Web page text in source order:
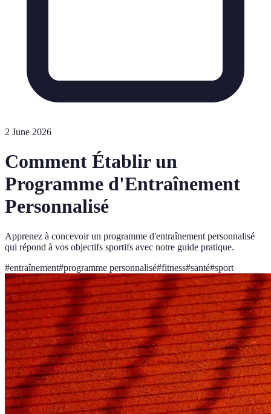
2 June 2026
Comment Établir un
Programme d'Entraînement
Personnalisé
Apprenez à concevoir un programme d'entraînement personnalisé
qui répond à vos objectifs sportifs avec notre guide pratique.
#entraînement#programme personnalisé#fitness#santé#sport